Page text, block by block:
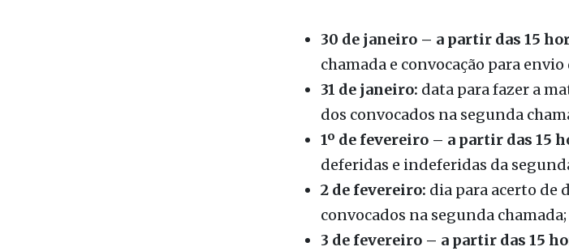
31 de janeiro: data para fazer a
dos convocados na segunda
1º de fevereiro – a partir das 15
deferidas e indeferidas da
2 de fevereiro:dia para acerto de
convocados na segunda chamada;
3 de fevereiro – a partir das 15
deferidas e indeferidas da
documentação;